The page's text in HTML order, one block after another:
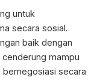
untuk
secara sosial.
baik dengan
mampu
bernegosiasi secara